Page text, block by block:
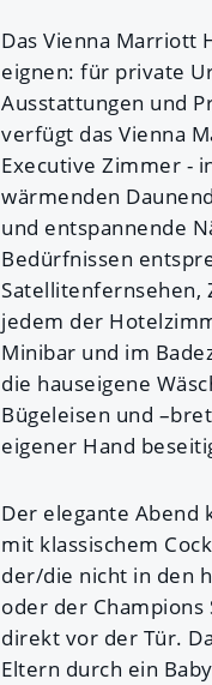
Das Vienna Marriott
eignen: für private
Ausstattungen und
verfügt das Vienna
Executive Zimmer -
wärmenden
und entspannende
Bedürfnissen
Satellitenfernsehen,
jedem der
Minibar und im
die hauseigene
Bügeleisen und
eigener Hand
Der elegante Abend
mit klassischem
der/die nicht in den
oder der
direkt vor der Tür.
Eltern durch ein